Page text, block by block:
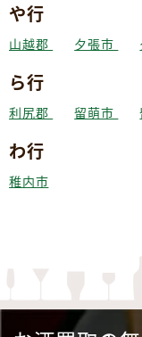
や行
山越郡 夕張市
ら行
利尻郡 留萌市
わ行
稚内市